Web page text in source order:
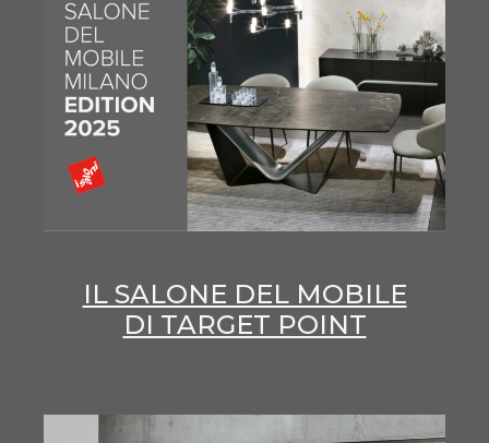
IL SALONE DEL MOBILE
DI TARGET POINT